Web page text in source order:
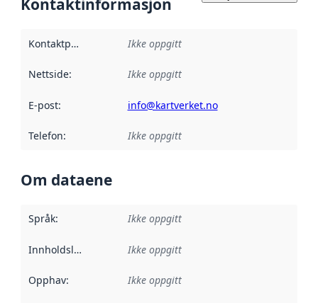
Kontaktinformasjon
Kontaktpunkt Ikke oppgitt
Nettside: Ikke oppgitt
E-post: info@kartverket.no
Telefon: Ikke oppgitt
Om dataene
Språk: Ikke oppgitt
Innholdsleverandører :
Ikke oppgitt
Opphav: Ikke oppgitt